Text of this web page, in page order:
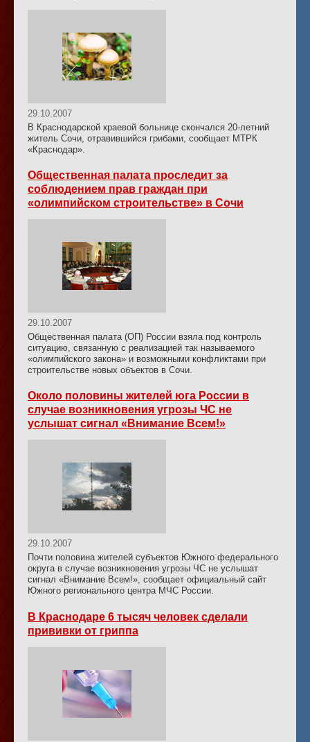
29.10.2007
В Краснодарской краевой больнице скончался 20-летний
житель Сочи, отравившийся грибами, сообщает МТРК
«Краснодар».
Общественная палата проследит за
соблюдением прав граждан при
«олимпийском строительстве» в Сочи
29.10.2007
Общественная палата (ОП) России взяла под контроль
ситуацию, связанную с реализацией так называемого
«олимпийского закона» и возможными конфликтами при
строительстве новых объектов в Сочи.
Около половины жителей юга России в
случае возникновения угрозы ЧС не
услышат сигнал «Внимание Всем!»
29.10.2007
Почти половина жителей субъектов Южного федерального
округа в случае возникновения угрозы ЧС не услышат
сигнал «Внимание Всем!», сообщает официальный сайт
Южного регионального центра МЧС России.
В Краснодаре 6 тысяч человек сделали
прививки от гриппа